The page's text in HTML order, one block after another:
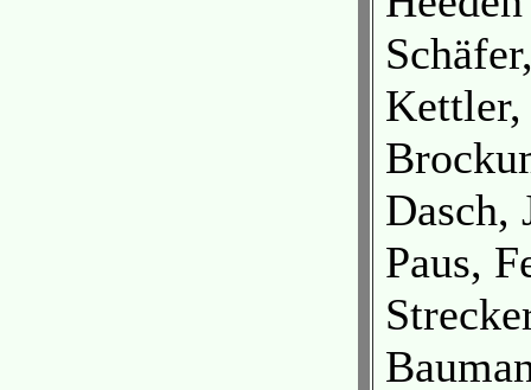
Dasch,
Paus,